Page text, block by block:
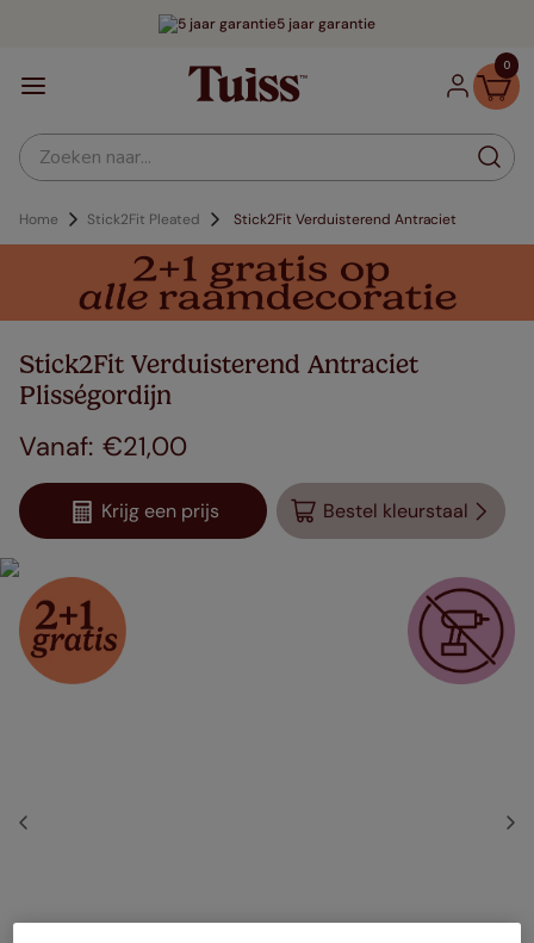
5 jaar garantie
0
Zoeken naar...
Home Stick2Fit Pleated Stick2Fit Verduisterend Antraciet
Stick2Fit Verduisterend Antraciet
Plisségordijn
€21,00
Krijg een prijs Bestel kleurstaal